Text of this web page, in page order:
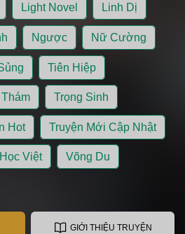
Light Novel Linh Dị
Ngược Nữ Cường
Tiên Hiệp
Trọng Sinh
Hot Truyện Mới Cập Nhật
Việt Võng Du
GIỚI THIỆU TRUYỆN